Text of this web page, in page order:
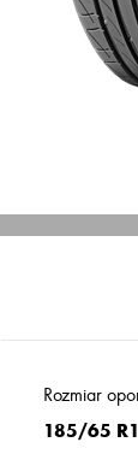
Rozmiar
185/65